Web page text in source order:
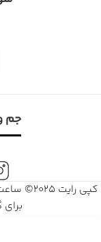
جم
کپی